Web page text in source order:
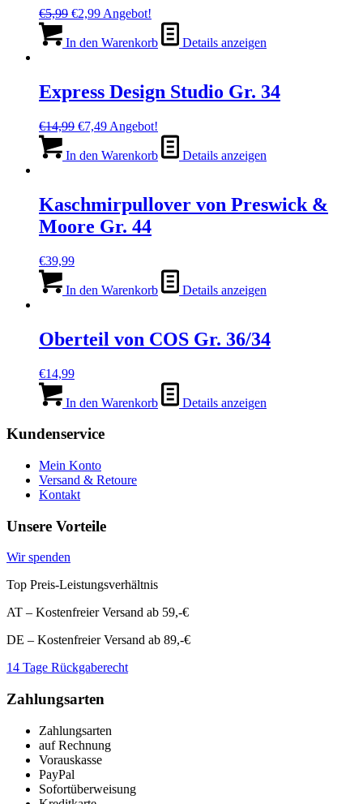
€5,99 Ursprünglicher
war:
€2,99Aktueller
ist:
Angebot!
In den Warenkorb Details anzeigen
Express Design Studio Gr. 34
€14,99 Ursprünglicher
war:
€7,49Aktueller
ist:
Angebot!
In den Warenkorb Details anzeigen
Kaschmirpullover von Preswick &
Moore Gr. 44
€39,99
In den Warenkorb Details anzeigen
Oberteil von COS Gr. 36/34
€14,99
In den Warenkorb Details anzeigen
Kundenservice
Mein Konto
Versand & Retoure
Kontakt
Unsere Vorteile
Wir spenden
Top Preis-Leistungsverhältnis
AT – Kostenfreier Versand ab 59,-€
DE – Kostenfreier Versand ab 89,-€
14 Tage Rückgaberecht
Zahlungsarten
Zahlungsarten
auf Rechnung
Vorauskasse
PayPal
Sofortüberweisung